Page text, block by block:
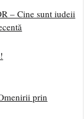
– Cine sunt iudeii
prin